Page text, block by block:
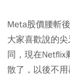
Meta股價腰斬
大家喜歡說的
同，現在Netflix
散了，以後不